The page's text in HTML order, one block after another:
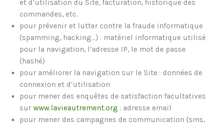
et d’utilisation du Site, facturation, historique des
commandes, etc.
pour prévenir et lutter contre la fraude informatique
(spamming, hacking…) : matériel informatique utilisé
pour la navigation, l’adresse IP, le mot de passe
(hashé)
pour améliorer la navigation sur le Site : données de
connexion et d’utilisation
pour mener des enquêtes de satisfaction facultatives
sur www.lavieautrement.org : adresse email
pour mener des campagnes de communication (sms,